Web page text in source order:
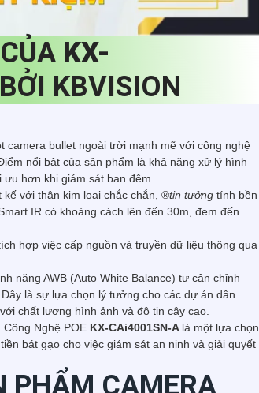
KX-
KBVISION
camera bullet ngoài trời mạnh mẽ với công nghệ
nổi bật của sản phẩm là khả năng xử lý hình
hơn khi giám sát ban đêm.
kế với thân kim loại chắc chắn, ®️tin tưởng tính bền
IR có khoảng cách lên đến 30m, đem đến
hợp việc cấp nguồn và truyền dữ liệu thông qua
năng AWB (Auto White Balance) tự cân chỉnh
là sự lựa chọn lý tưởng cho các dự án dân
chất lượng hình ảnh và độ tin cậy cao.
Công Nghệ POE KX-CAi4001SN-A là một lựa chọn
bát gạo cho việc giám sát an ninh và giải quyết
PHẨM CAMERA